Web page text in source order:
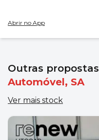
Abrir no App
Outras propostas
Automóvel, SA
Ver mais stock